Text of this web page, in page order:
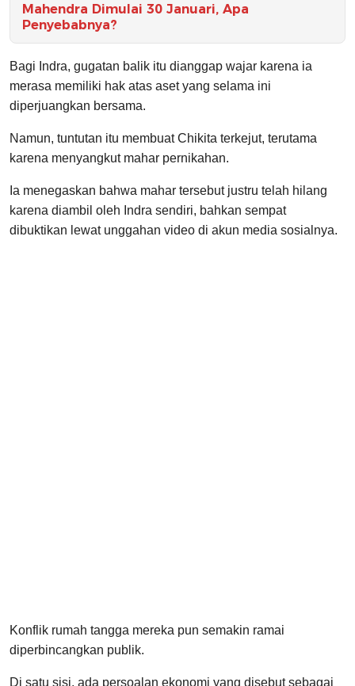
Mahendra Dimulai 30 Januari, Apa
Penyebabnya?
Bagi Indra, gugatan balik itu dianggap wajar karena ia
merasa memiliki hak atas aset yang selama ini
diperjuangkan bersama.
Namun, tuntutan itu membuat Chikita terkejut, terutama
karena menyangkut mahar pernikahan.
Ia menegaskan bahwa mahar tersebut justru telah hilang
karena diambil oleh Indra sendiri, bahkan sempat
dibuktikan lewat unggahan video di akun media sosialnya.
Konflik rumah tangga mereka pun semakin ramai
diperbincangkan publik.
Di satu sisi, ada persoalan ekonomi yang disebut sebagai